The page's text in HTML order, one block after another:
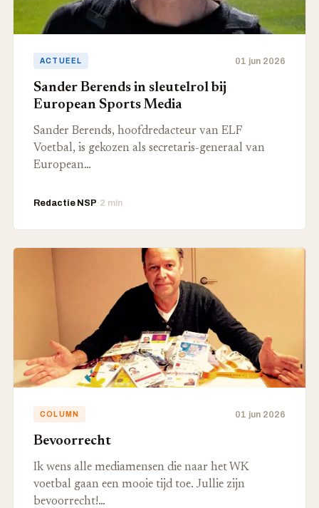
ACTUEEL 01 jun 2026
Sander Berends in sleutelrol bij
European Sports Media
Sander Berends, hoofdredacteur van ELF
Voetbal, is gekozen als secretaris-generaal van
European…
Redactie NSP·2 min
COLUMN 01 jun 2026
Bevoorrecht
Ik wens alle mediamensen die naar het WK
voetbal gaan een mooie tijd toe. Jullie zijn
bevoorrecht!…